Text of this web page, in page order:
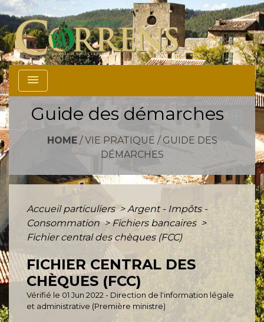
menu
Guide des démarches
HOME/ VIE PRATIQUE / GUIDE DES
DÉMARCHES
Accueil particuliers> Argent - Impôts -
Consommation> Fichiers bancaires >
Fichier central des chèques (FCC)
FICHIER CENTRAL DES
CHÈQUES (FCC)
Vérifié le 01 Jun 2022 - Direction de l'information légale
et administrative (Première ministre)